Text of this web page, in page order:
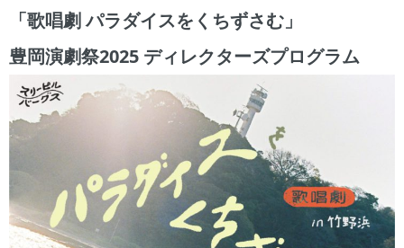
「歌唱劇 パラダイスをくちずさむ」
豊岡演劇祭2025 ディレクターズプログラム